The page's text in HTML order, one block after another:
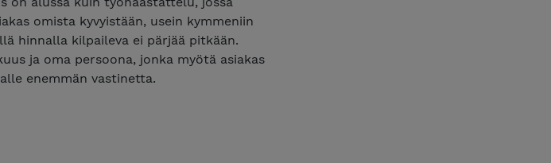
omista kyvyistään, usein kymmeniin
hinnalla kilpaileva ei pärjää pitkään.
ja oma persoona, jonka myötä asiakas
enemmän vastinetta.